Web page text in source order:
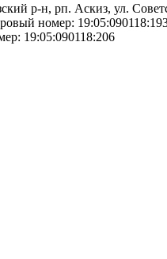
р-н, рп. Аскиз, ул.
номер:
19:05:090118:206